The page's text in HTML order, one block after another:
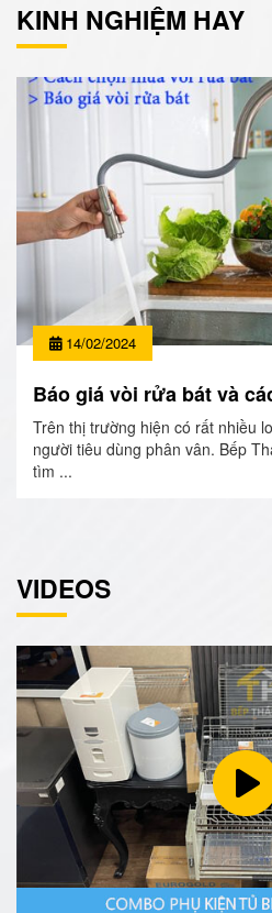
KINH NGHIỆM HAY
14/02/2024
Báo giá vòi rửa bát và
Trên thị trường hiện có rất nhiều
người tiêu dùng phân vân. Bếp
tìm ...
VIDEOS